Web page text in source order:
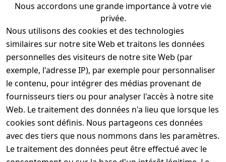
1
Nous accordons une grande importance à votre vie
privée.
Nous utilisons des cookies et des technologies
similaires sur notre site Web et traitons les données
personnelles des visiteurs de notre site Web (par
exemple, l'adresse IP), par exemple pour personnaliser
le contenu, pour intégrer des médias provenant de
fournisseurs tiers ou pour analyser l'accès à notre site
Web. Le traitement des données n'a lieu que lorsque les
cookies sont définis. Nous partageons ces données
avec des tiers que nous nommons dans les paramètres.
Le traitement des données peut être effectué avec le
Commandé
aujourd'hui, livré
demain
Retours sous 100
jours
Livraison gratuite à
partir de CHF 35.00
Service
InformationsAcheter
Modes de